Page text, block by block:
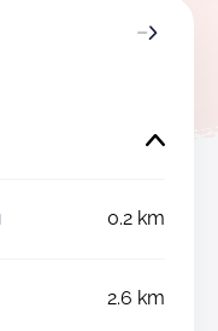
0.2 km
2.6 km